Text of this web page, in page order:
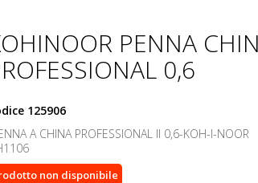
PENNA
0,6
125906
A CHINA PROFESSIONAL II 0,6-KOH-I-NOOR
non disponibile